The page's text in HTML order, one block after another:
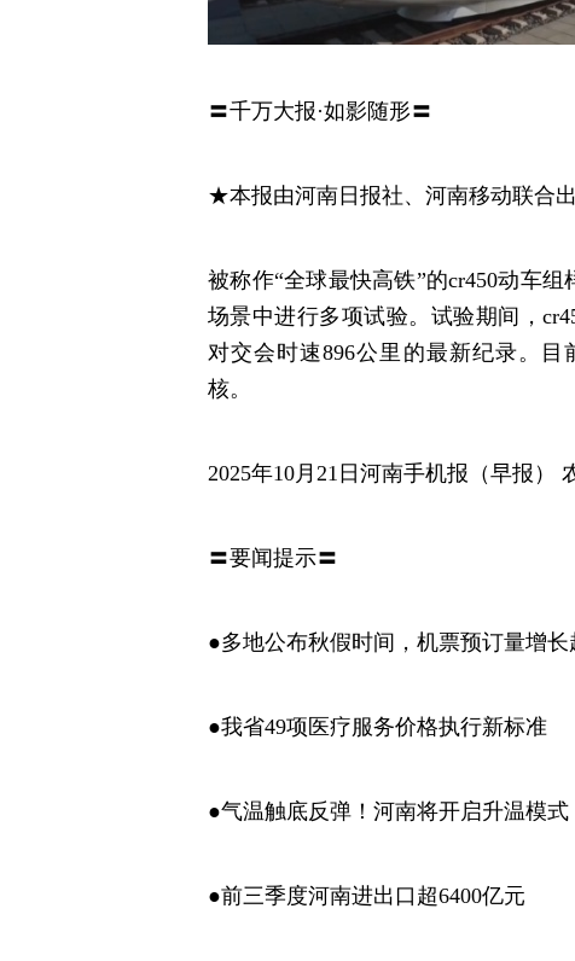
〓千万大报·如影随形〓
★本报由河南日报社、河南移动联合
被称作“全球最快高铁”的cr450动车
场景中进行多项试验。试验期间，
对交会时速896公里的最新纪录。
核。
2025年10月21日河南手机报（早报）
〓要闻提示〓
●多地公布秋假时间，机票预订量增长
●我省49项医疗服务价格执行新标准
●气温触底反弹！河南将开启升温模式
●前三季度河南进出口超6400亿元